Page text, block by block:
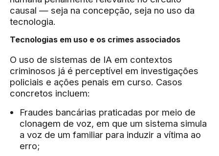
causal — seja na concepção, seja no uso da
tecnologia.
Tecnologias em uso e os crimes associados
O uso de sistemas de IA em contextos
criminosos já é perceptível em investigações
policiais e ações penais em curso. Casos
concretos incluem:
Fraudes bancárias praticadas por meio de
clonagem de voz, em que um sistema simula
a voz de um familiar para induzir a vítima ao
erro;